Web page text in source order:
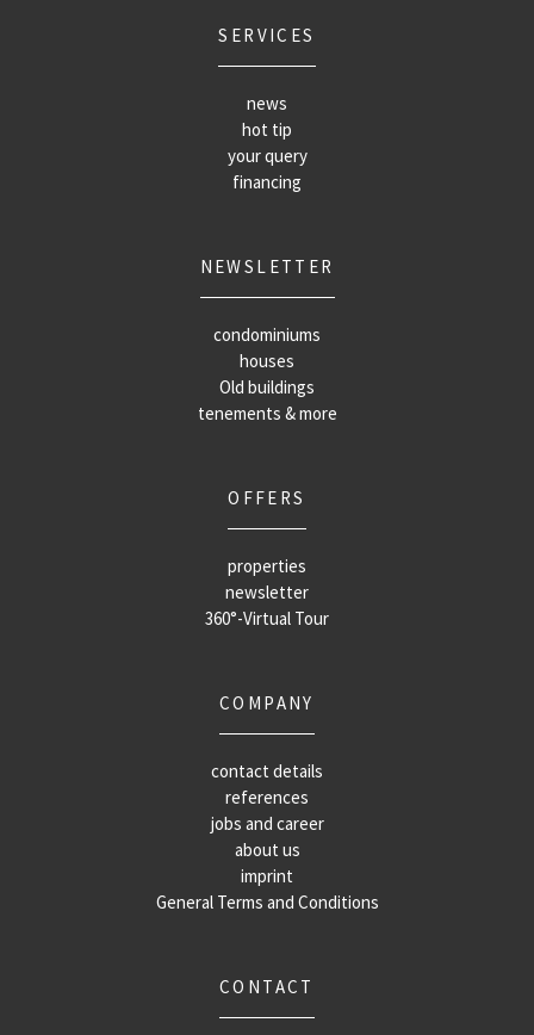
SERVICES
news
hot tip
your query
financing
NEWSLETTER
condominiums
houses
Old buildings
tenements & more
OFFERS
properties
newsletter
360°-Virtual Tour
COMPANY
contact details
references
jobs and career
about us
imprint
General Terms and Conditions
CONTACT